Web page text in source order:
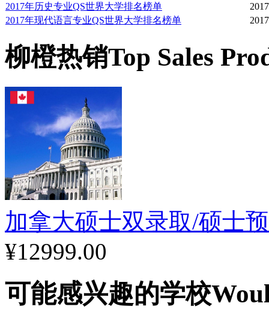
国际学生指定辅导老师
习的进步。辅导老师还
个网络的目的是给学生
间，大学的就业服务中
职工作的招聘信息。
娱乐活动
学校设施完善，有多种
所：大都会多伦多室内
冰场和体形训练设施）
2017年历史专业QS世界大学排名榜单
2017
2017年现代语言专业QS世界大学排名榜单
2017
柳橙热销Top Sales
加拿大硕士双录取/硕士
¥12999.00
可能感兴趣的学校